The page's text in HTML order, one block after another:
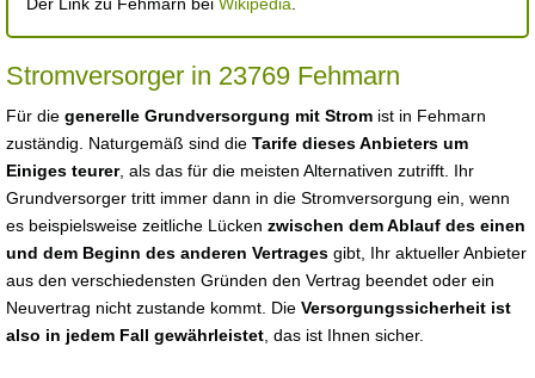
Stromversorger in 23769 Fehmarn
Für die generelle Grundversorgung mit Strom ist in Fehmarn
zuständig. Naturgemäß sind die Tarife dieses Anbieters um
Einiges teurer, als das für die meisten Alternativen zutrifft. Ihr
Grundversorger tritt immer dann in die Stromversorgung ein, wenn
es beispielsweise zeitliche Lücken zwischen dem Ablauf des einen
und dem Beginn des anderen Vertrages gibt, Ihr aktueller Anbieter
aus den verschiedensten Gründen den Vertrag beendet oder ein
Neuvertrag nicht zustande kommt. Die Versorgungssicherheit ist
also in jedem Fall gewährleistet , das ist Ihnen sicher.